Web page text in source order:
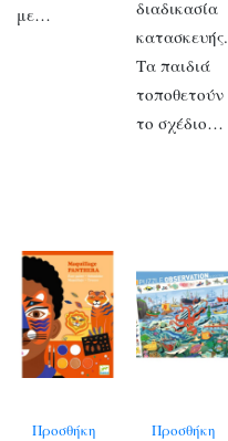
με…
διαδικασία
κατασκευής.
Τα παιδιά
τοποθετούν
το σχέδιο…
Προσθήκη Προσθήκη